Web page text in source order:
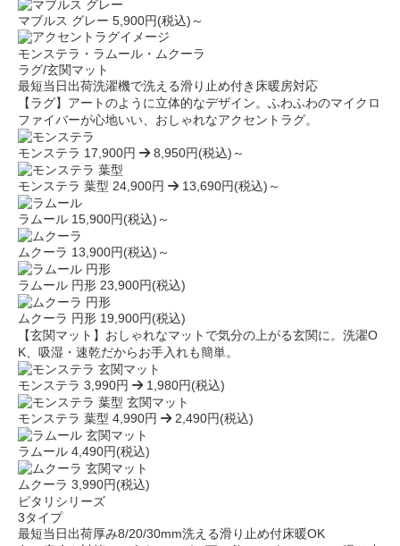
マブルス グレー 5,900円(税込)～
モンステラ・ラムール・ムクーラ
ラグ/玄関マット
最短当日出荷洗濯機で洗える滑り止め付き 床暖房対応
【ラグ】アートのように立体的なデザイン。ふわふわのマイクロ
ファイバーが心地いい、おしゃれなアクセントラグ。
モンステラ 17,900円 8,950円(税込)～
モンステラ 葉型 24,900円 13,690円(税込)～
ラムール 15,900円(税込)～
ムクーラ 13,900円(税込)～
ラムール 円形 23,900円(税込)
ムクーラ 円形 19,900円(税込)
【玄関マット】おしゃれなマットで気分の上がる玄関に。洗濯O
K、吸湿・速乾だからお手入れも簡単。
モンステラ 3,990円 1,980円(税込)
モンステラ 葉型 4,990円 2,490円(税込)
ラムール 4,490円(税込)
ムクーラ 3,990円(税込)
ピタリシリーズ
3タイプ
最短当日出荷厚み8/20/30mm洗える滑り止め付床暖OK